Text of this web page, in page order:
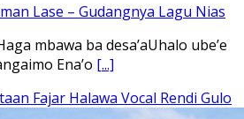
Lase – Gudangnya Lagu Nias